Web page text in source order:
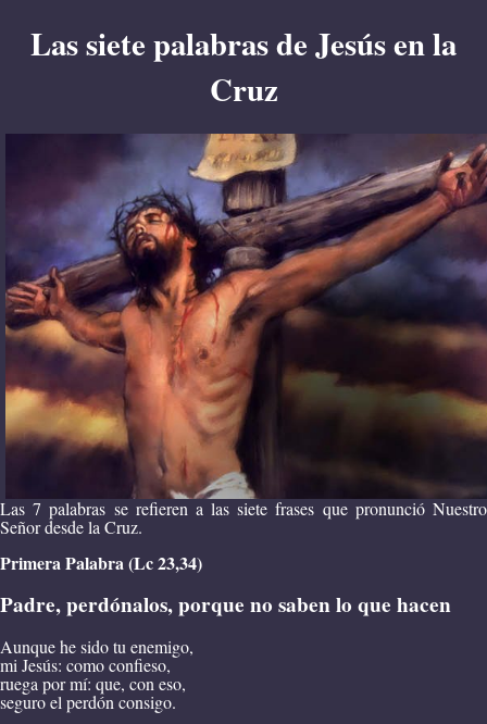
Las siete palabras de Jesús en la
Cruz
Las 7 palabras se refieren a las siete frases que pronunció Nuestro
Señor desde la Cruz.
Primera Palabra (Lc 23,34)
Padre, perdónalos, porque no saben lo que hacen
Aunque he sido tu enemigo,
mi Jesús: como confieso,
ruega por mí: que, con eso,
seguro el perdón consigo.